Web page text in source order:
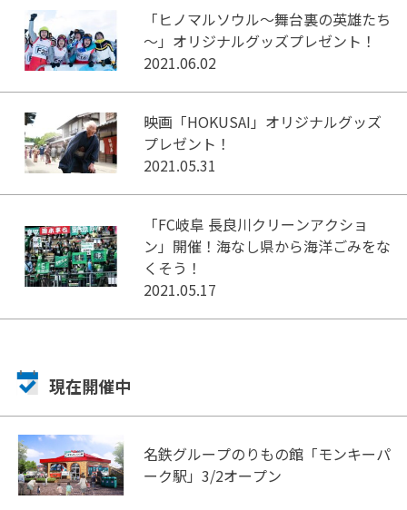
「ヒノマルソウル～舞台裏の英雄たち
～」オリジナルグッズプレゼント！
2021.06.02
映画「HOKUSAI」オリジナルグッズ
プレゼント！
2021.05.31
「FC岐阜 長良川クリーンアクショ
ン」開催！海なし県から海洋ごみをな
くそう！
2021.05.17
現在開催中
名鉄グループのりもの館「モンキーパ
ーク駅」3/2オープン